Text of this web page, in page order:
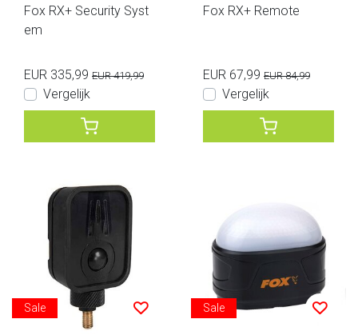
Fox RX+ Security Syst
em
EUR 335,99 EUR 419,99
Vergelijk
Fox RX+ Remote
EUR 67,99 EUR 84,99
Vergelijk
Sale Sale